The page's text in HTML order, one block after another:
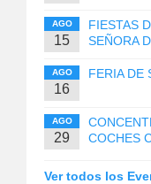
AGO
15
FIESTAS
SEÑORA
AGO
16
FERIA DE
AGO
29
COCHES
Ver todos los